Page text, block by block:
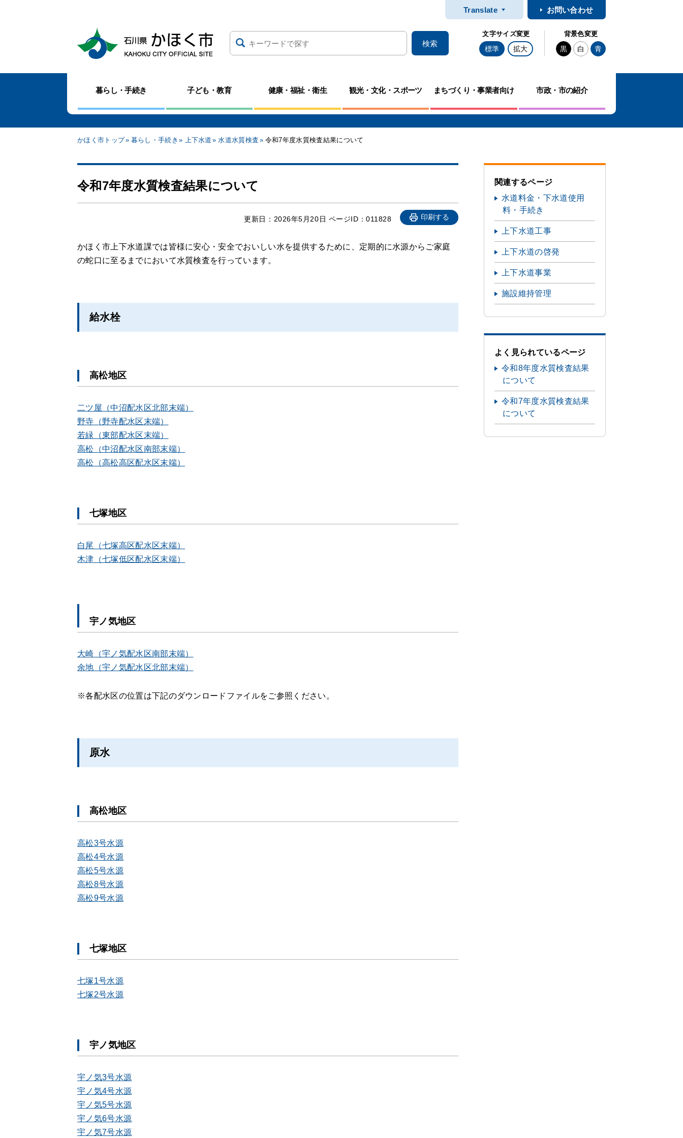
Translate
お問い合わせ
検索
文字サイズ変更
標準 拡大
背景色変更
黒 白 青
暮らし・手続き 子ども・教育 健康・福祉・衛生 観光・文化・スポーツ まちづくり・事業者向け 市政・市の紹介
かほく市トップ 暮らし・手続き 上下水道 水道水質検査 令和7年度水質検査結果について
令和7年度水質検査結果について
更新日： 2026年5月20日 ページID：011828 印刷する
かほく市上下水道課では皆様に安心・安全でおいしい水を提供するために、定期的に水源からご家庭
の蛇口に至るまでにおいて水質検査を行っています。
給水栓
高松地区
二ツ屋（中沼配水区北部末端）
野寺（野寺配水区末端）
若緑（東部配水区末端）
高松（中沼配水区南部末端）
高松（高松高区配水区末端）
七塚地区
白尾（七塚高区配水区末端）
木津（七塚低区配水区末端）
宇ノ気地区
大崎（宇ノ気配水区南部末端）
余地（宇ノ気配水区北部末端）
※各配水区の位置は下記のダウンロードファイルをご参照ください。
原水
高松地区
高松3号水源
高松4号水源
高松5号水源
高松8号水源
高松9号水源
七塚地区
七塚1号水源
七塚2号水源
宇ノ気地区
宇ノ気3号水源
宇ノ気4号水源
宇ノ気5号水源
宇ノ気6号水源
宇ノ気7号水源
関連するページ
水道料金・下水道使用
料・手続き
上下水道工事
上下水道の啓発
上下水道事業
施設維持管理
よく見られているページ
令和8年度水質検査結果
について
令和7年度水質検査結果
について